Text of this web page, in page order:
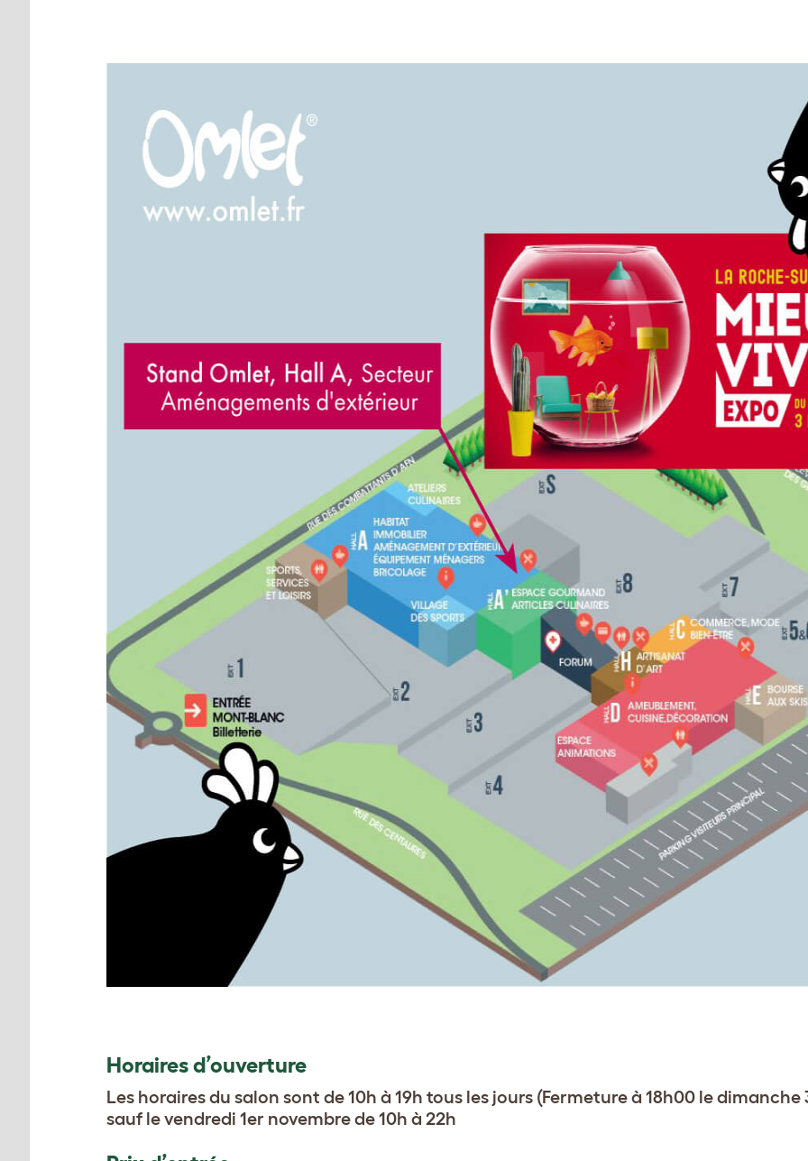
Horaires d’ouverture
Les horaires du salon sont de 10h à 19h tous les jours (Fermeture à 18h00 le dimanche
sauf le vendredi 1er novembre de 10h à 22h